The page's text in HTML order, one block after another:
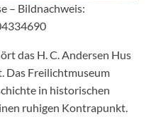
– Bildnachweis:
das H. C. Andersen Hus
Das Freilichtmuseum
in historischen
ruhigen Kontrapunkt.